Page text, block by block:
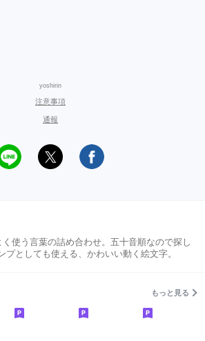
yoshirin
注意事項
通報
使う言葉の詰め合わせ。五十音順なので探し
プとしても使える、かわいい動く絵文字。
もっと見る